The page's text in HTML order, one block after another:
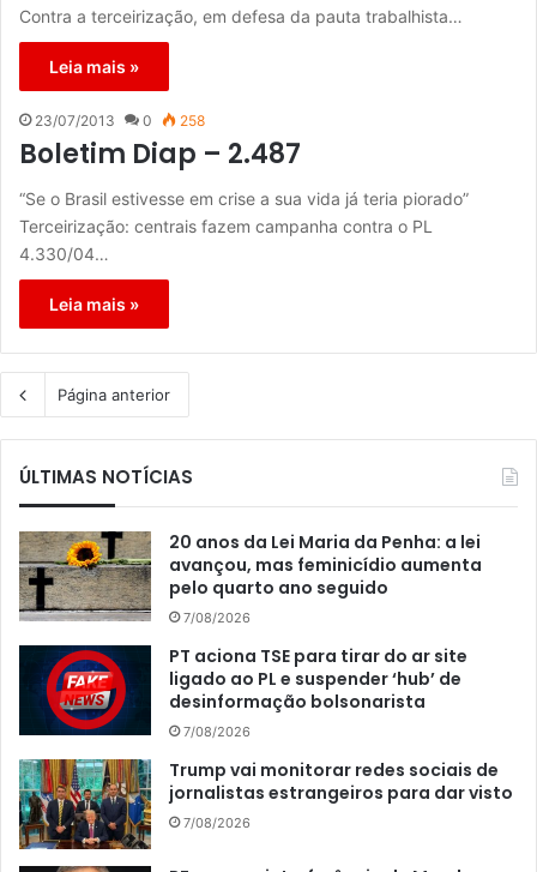
Contra a terceirização, em defesa da pauta trabalhista…
Leia mais »
23/07/2013 0 258
Boletim Diap – 2.487
“Se o Brasil estivesse em crise a sua vida já teria piorado”
Terceirização: centrais fazem campanha contra o PL
4.330/04…
Leia mais »
Página anterior
ÚLTIMAS NOTÍCIAS
20 anos da Lei Maria da Penha: a lei
avançou, mas feminicídio aumenta
pelo quarto ano seguido
7/08/2026
PT aciona TSE para tirar do ar site
ligado ao PL e suspender ‘hub’ de
desinformação bolsonarista
7/08/2026
Trump vai monitorar redes sociais de
jornalistas estrangeiros para dar visto
7/08/2026